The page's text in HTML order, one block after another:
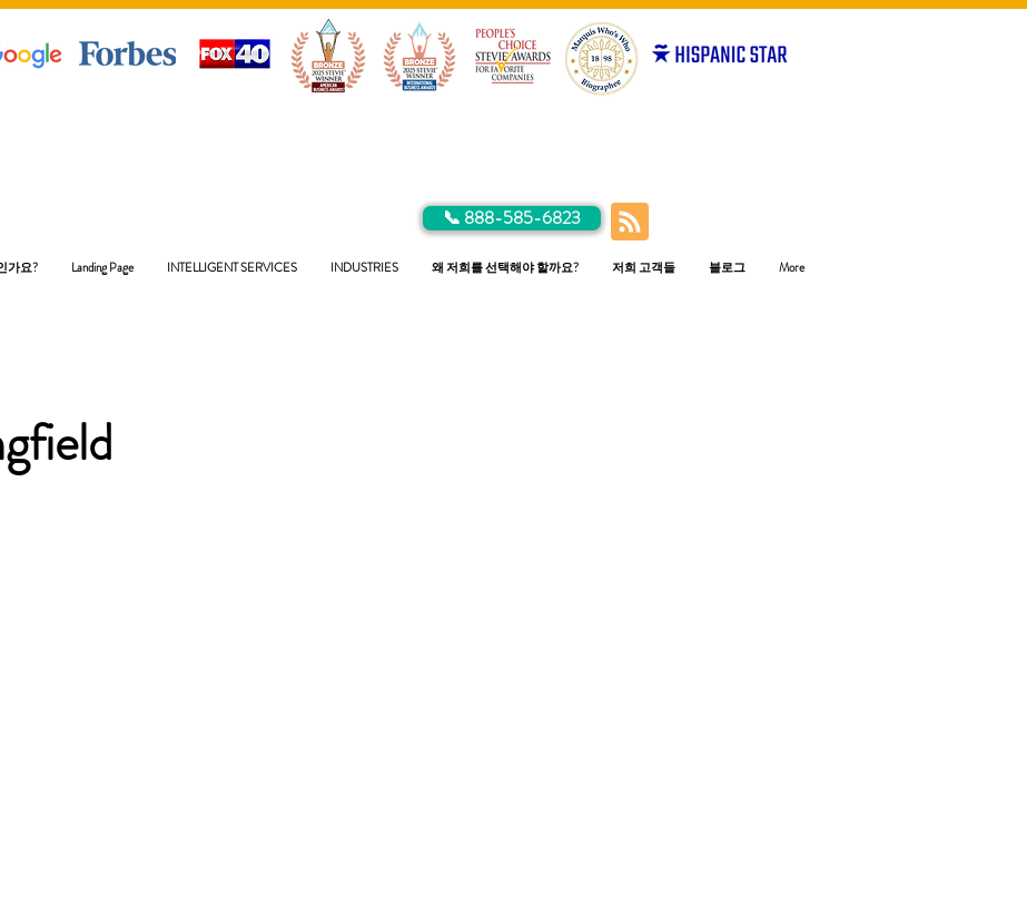
📞 888-585-6823
가요? Landing Page INTELLIGENT SERVICES INDUSTRIES 왜 저희를 선택해야 할까요? 저희 고객들 블로그 More